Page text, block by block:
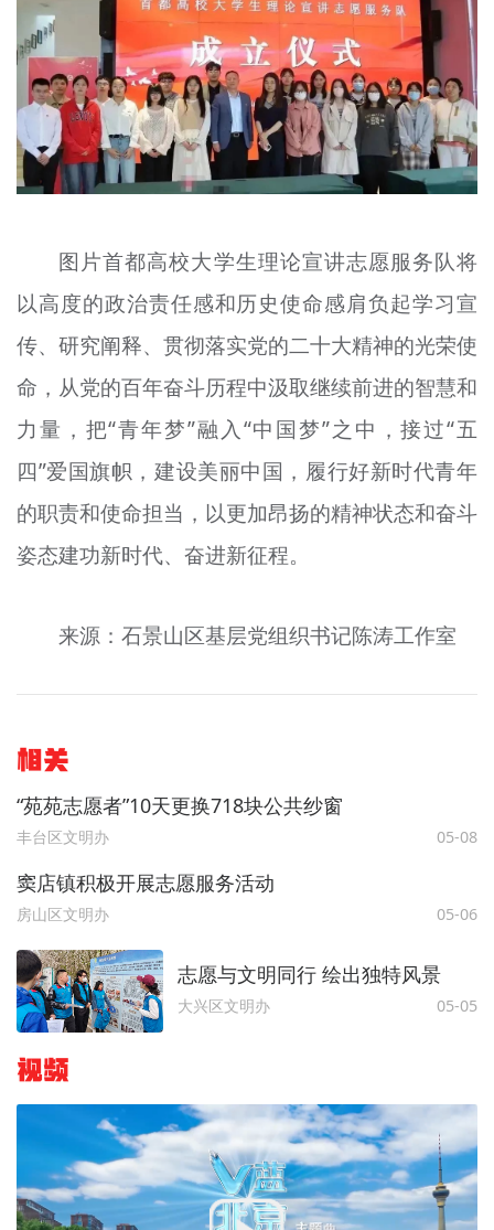
图片首都高校大学生理论宣讲志愿服务队将
以高度的政治责任感和历史使命感肩负起学习宣
传、研究阐释、贯彻落实党的二十大精神的光荣使
命，从党的百年奋斗历程中汲取继续前进的智慧和
力量，把“青年梦”融入“中国梦”之中，接过“五
四”爱国旗帜，建设美丽中国，履行好新时代青年
的职责和使命担当，以更加昂扬的精神状态和奋斗
姿态建功新时代、奋进新征程。
来源：石景山区基层党组织书记陈涛工作室
相关
“苑苑志愿者”10天更换718块公共纱窗
丰台区文明办 05-08
窦店镇积极开展志愿服务活动
房山区文明办 05-06
志愿与文明同行 绘出独特风景
大兴区文明办 05-05
视频